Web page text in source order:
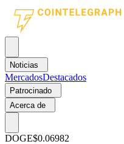
Noticias
MercadosDestacados
Patrocinado
Acerca de
DOGE$0.06982